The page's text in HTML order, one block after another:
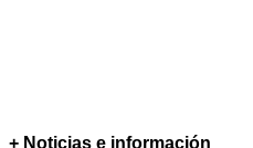
+ Noticias e información